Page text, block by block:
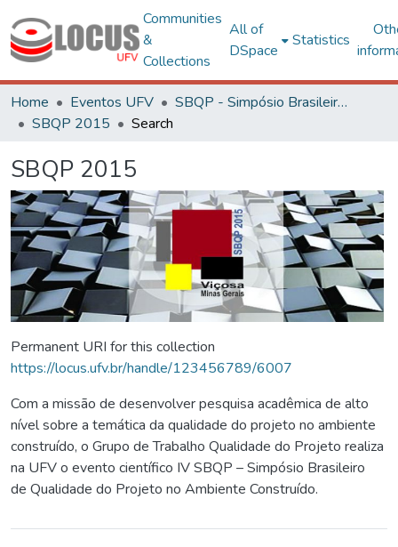
Communities
&
Collections
All of
DSpace
Statistics
Home Eventos UFV
SBQP - Simpósio Brasileiro de Qualidade do Projeto no Ambiente Construído
SBQP 2015
Search
SBQP 2015
Permanent URI for this collection
https://locus.ufv.br/handle/123456789/6007
Com a missão de desenvolver pesquisa acadêmica de alto
nível sobre a temática da qualidade do projeto no ambiente
construído, o Grupo de Trabalho Qualidade do Projeto realiza
na UFV o evento científico IV SBQP – Simpósio Brasileiro
de Qualidade do Projeto no Ambiente Construído.